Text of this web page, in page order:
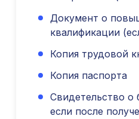
Документ о
квалификации
Копия трудовой
Копия паспорта
Свидетельство о
если после